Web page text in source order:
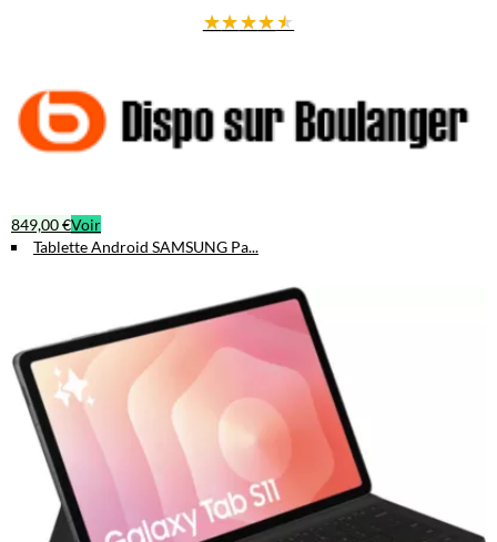
★★★★★
849,00 €Voir
Tablette Android SAMSUNG Pa...